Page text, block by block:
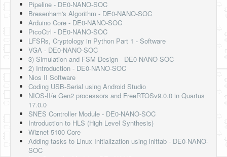
Pipeline - DE0-NANO-SOC
Bresenham's Algorithm - DE0-NANO-SOC
Arduino Core - DE0-NANO-SOC
PicoCtrl - DE0-NANO-SOC
LFSRs, Cryptology in Python Part 1 - Software
VGA - DE0-NANO-SOC
3) Simulation and FSM Design - DE0-NANO-SOC
2) Introduction - DE0-NANO-SOC
Nios II Software
Coding USB-Serial using Android Studio
NIOS-II/e Gen2 processors and FreeRTOSv9.0.0 in Quartus
17.0.0
SNES Controller Module - DE0-NANO-SOC
Introduction to HLS (High Level Synthesis)
Wiznet 5100 Core
Adding tasks to Linux Initialization using inittab - DE0-NANO-
SOC